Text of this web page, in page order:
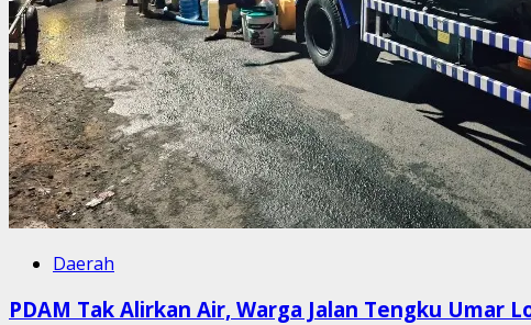
Daerah
PDAM Tak Alirkan Air, Warga Jalan Tengku